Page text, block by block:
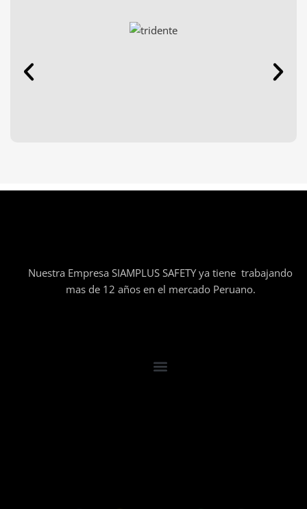
Nuestra Empresa SIAMPLUS SAFETY ya tiene trabajando
mas de 12 años en el mercado Peruano.